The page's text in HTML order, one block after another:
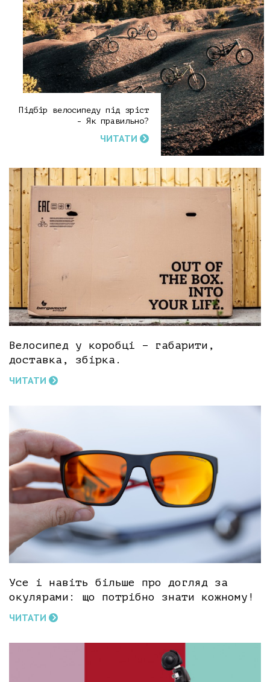
Підбір велосипеду під зріст
- Як правильно?
ЧИТАТИ
Велосипед у коробці – габарити,
доставка, збірка.
ЧИТАТИ
Усе і навіть більше про догляд за
окулярами: що потрібно знати кожному!
ЧИТАТИ